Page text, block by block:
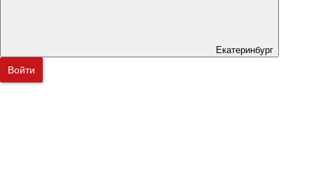
Екатеринбург
Войти